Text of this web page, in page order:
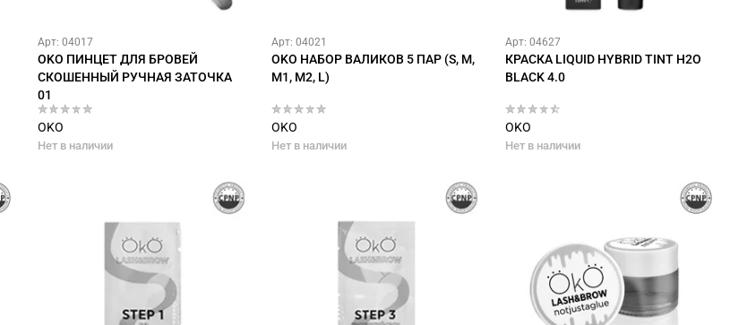
Арт: 04017
OKO ПИНЦЕТ ДЛЯ БРОВЕЙ
СКОШЕННЫЙ РУЧНАЯ ЗАТОЧКА
01
OKO
Нет в наличии
Арт: 04021
OKO НАБОР ВАЛИКОВ 5 ПАР (S, M,
M1, M2, L)
OKO
Нет в наличии
Арт: 04627
КРАСКА LIQUID HYBRID TINT H2O
BLACK 4.0
OKO
Нет в наличии